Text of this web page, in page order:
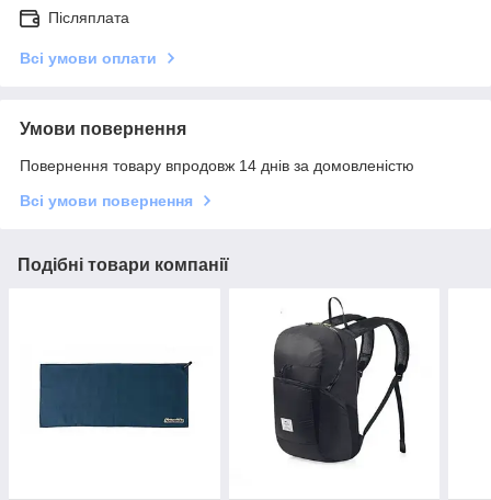
Післяплата
Всі умови оплати
Умови повернення
Повернення товару впродовж 14 днів за домовленістю
Всі умови повернення
Подібні товари компанії